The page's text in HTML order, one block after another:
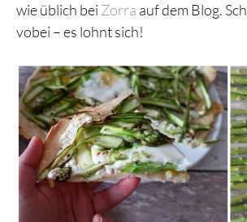
wie üblich bei Zorra auf dem Blog.
vobei – es lohnt sich!